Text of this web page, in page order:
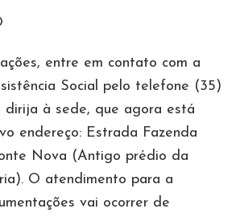
entre em contato com a
Social pelo telefone (35)
dirija à sede, que agora está
endereço: Estrada Fazenda
Nova (Antigo prédio da
O atendimento para a
vai ocorrer de